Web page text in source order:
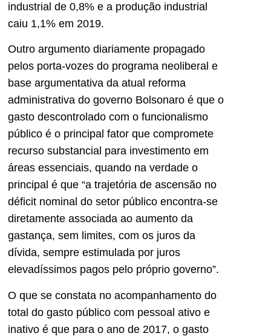
industrial de 0,8% e a produção industrial
caiu 1,1% em 2019.
Outro argumento diariamente propagado
pelos porta-vozes do programa neoliberal e
base argumentativa da atual reforma
administrativa do governo Bolsonaro é que o
gasto descontrolado com o funcionalismo
público é o principal fator que compromete
recurso substancial para investimento em
áreas essenciais, quando na verdade o
principal é que “a trajetória de ascensão no
déficit nominal do setor público encontra-se
diretamente associada ao aumento da
gastança, sem limites, com os juros da
dívida, sempre estimulada por juros
elevadíssimos pagos pelo próprio governo”.
O que se constata no acompanhamento do
total do gasto público com pessoal ativo e
inativo é que para o ano de 2017, o gasto